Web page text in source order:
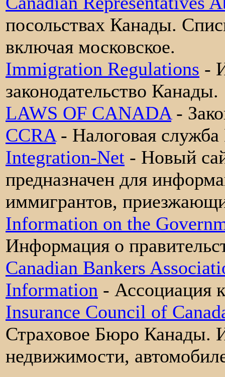
посольствах Канады.
включая московское.
Immigration Regulations -
законодательство Канады.
LAWS OF CANADA-
CCRA- Налоговая
Integration-Net - Новый
предназначен для
иммигрантов,
Information on the
Информация о
Canadian Bankers
Information - Ассоциация
Insurance Council of
Страховое Бюро Канады.
недвижимости,